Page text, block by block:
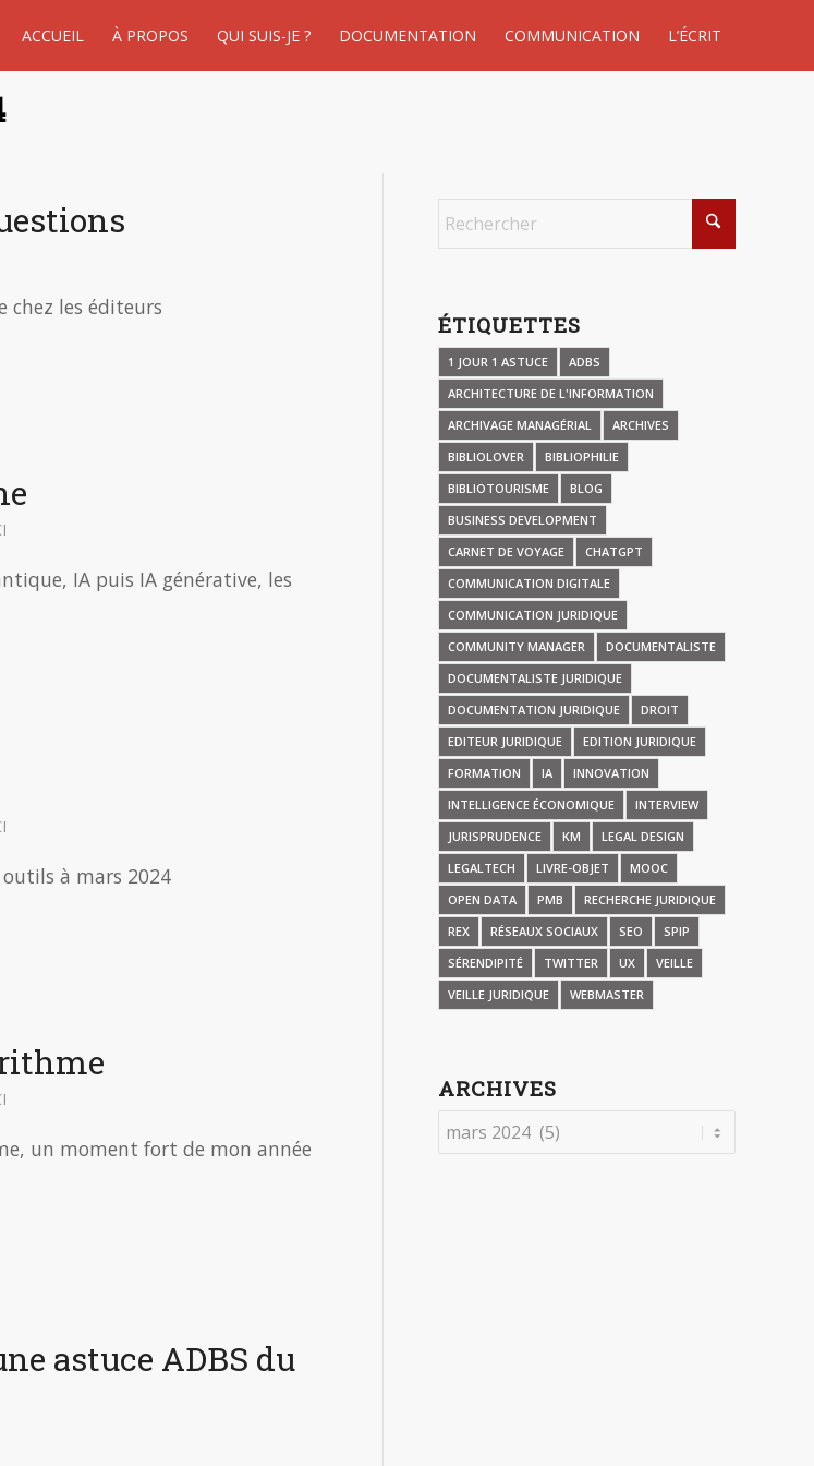
ACCUEIL À PROPOS QUI SUIS-JE ? DOCUMENTATION COMMUNICATION L’ÉCRIT
chez les éditeurs
IA puis IA générative, les
à mars 2024
un moment fort de mon année
astuce ADBS du
ÉTIQUETTES
1 JOUR 1 ASTUCE
ADBS
ARCHITECTURE DE L'INFORMATION
ARCHIVAGE MANAGÉRIAL
ARCHIVES
BIBLIOLOVER
BIBLIOPHILIE
BIBLIOTOURISME
BLOG
BUSINESS DEVELOPMENT
CARNET DE VOYAGE
CHATGPT
COMMUNICATION DIGITALE
COMMUNICATION JURIDIQUE
COMMUNITY MANAGER
DOCUMENTALISTE
DOCUMENTALISTE JURIDIQUE
DOCUMENTATION JURIDIQUE
DROIT
EDITEUR JURIDIQUE
EDITION JURIDIQUE
FORMATION
IA
INNOVATION
INTELLIGENCE ÉCONOMIQUE
INTERVIEW
JURISPRUDENCE
KM
LEGAL DESIGN
LEGALTECH
LIVRE-OBJET
MOOC
OPEN DATA
PMB
RECHERCHE JURIDIQUE
REX
RÉSEAUX SOCIAUX SEO
SPIP
SÉRENDIPITÉ
TWITTER UX
VEILLE
VEILLE JURIDIQUE
WEBMASTER
ARCHIVES